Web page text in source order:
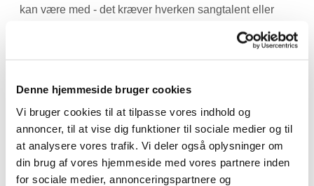
Denne hjemmeside bruger cookies
Vi bruger cookies til at tilpasse vores indhold og
annoncer, til at vise dig funktioner til sociale medier og til
at analysere vores trafik. Vi deler også oplysninger om
din brug af vores hjemmeside med vores partnere inden
for sociale medier, annonceringspartnere og
kan være med - det kræver hverken sangtalent eller
Praktisk information:
️ Tidspunkt: onsdage i to hold: kl 9.30 og 10.45
medfælles kaffepause kl. 10.15
Sted: Sognegården i Storvorde, Tofthøjvej 37, 9280